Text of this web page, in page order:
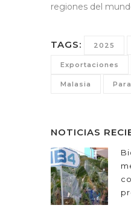
regiones del
TAGS: 2025
Exportaciones
Malasia
NOTICIAS